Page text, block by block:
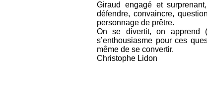
Giraud engagé et
défendre, convaincre,
personnage de prêtre.
On se divertit, on apprend
s’enthousiasme pour ces
même de se convertir.
Christophe Lidon